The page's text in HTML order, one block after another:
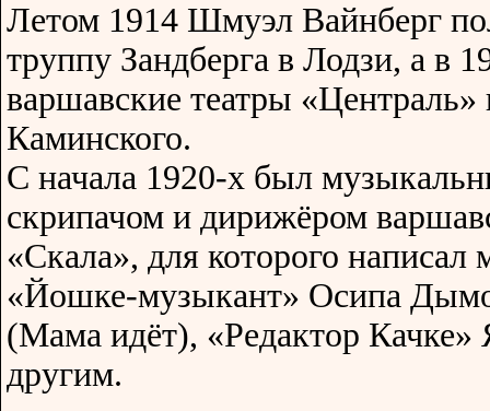
Летом 1914 Шмуэл Вайнберг
труппу Зандберга в Лодзи, а в
варшавские театры
Каминского.
С начала 1920-х был
скрипачом и дирижёром
«Скала», для которого
«Йошке-музыкант» Осипа
(Мама идёт), «Редактор
другим.